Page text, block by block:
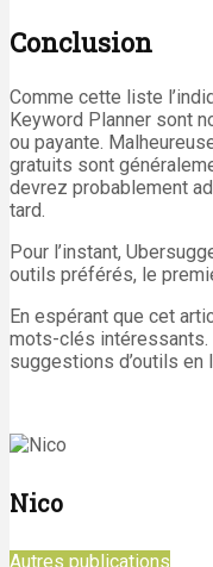
Conclusion
Comme cette liste
Keyword Planner sont
ou payante.
gratuits sont
devrez probablement
tard.
Pour l’instant,
outils préférés, le
En espérant que cet
mots-clés intéressants.
suggestions d’outils
Nico
Autres publications